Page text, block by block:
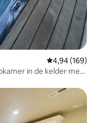
Gemiddelde
4,94 (169)
in de kelder met